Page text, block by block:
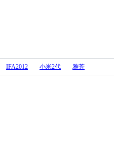
IFA2012 小米2代 雅芳